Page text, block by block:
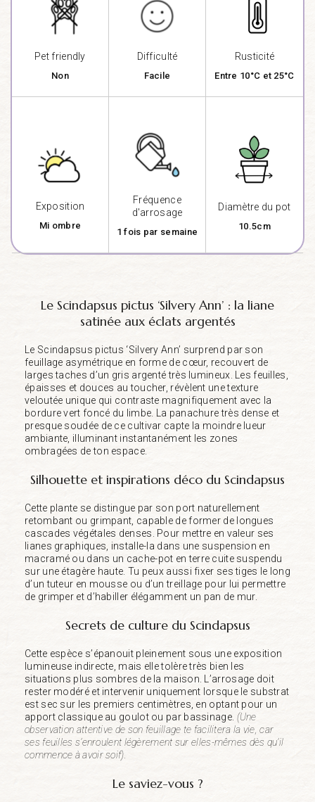
Pet friendly
Non
Difficulté
Facile
Rusticité
Entre 10°C et 25°C
Exposition
Mi ombre
Fréquence
d'arrosage
1 fois par semaine
Diamètre du pot
10.5cm
Le Scindapsus pictus ‘Silvery Ann’ : la liane
satinée aux éclats argentés
Le Scindapsus pictus ‘Silvery Ann’ surprend par son
feuillage asymétrique en forme de cœur, recouvert de
larges taches d’un gris argenté très lumineux. Les feuilles,
épaisses et douces au toucher, révèlent une texture
veloutée unique qui contraste magnifiquement avec la
bordure vert foncé du limbe. La panachure très dense et
presque soudée de ce cultivar capte la moindre lueur
ambiante, illuminant instantanément les zones
ombragées de ton espace.
Silhouette et inspirations déco du Scindapsus
Cette plante se distingue par son port naturellement
retombant ou grimpant, capable de former de longues
cascades végétales denses. Pour mettre en valeur ses
lianes graphiques, installe-la dans une suspension en
macramé ou dans un cache-pot en terre cuite suspendu
sur une étagère haute. Tu peux aussi fixer ses tiges le long
d’un tuteur en mousse ou d’un treillage pour lui permettre
de grimper et d’habiller élégamment un pan de mur.
Secrets de culture du Scindapsus
Cette espèce s’épanouit pleinement sous une exposition
lumineuse indirecte, mais elle tolère très bien les
situations plus sombres de la maison. L’arrosage doit
rester modéré et intervenir uniquement lorsque le substrat
est sec sur les premiers centimètres, en optant pour un
apport classique au goulot ou par bassinage. (Une
observation attentive de son feuillage te facilitera la vie, car
ses feuilles s’enroulent légèrement sur elles-mêmes dès qu’il
commence à avoir soif).
Le saviez-vous ?